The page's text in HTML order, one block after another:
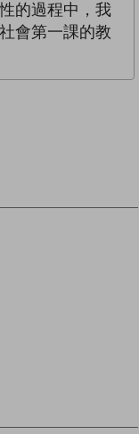
的過程中，我
會第一課的教